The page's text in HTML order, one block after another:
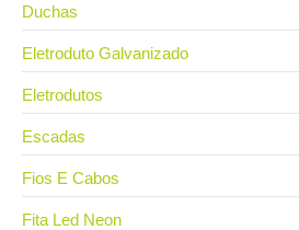
Duchas
Eletroduto Galvanizado
Eletrodutos
Escadas
Fios E Cabos
Fita Led Neon